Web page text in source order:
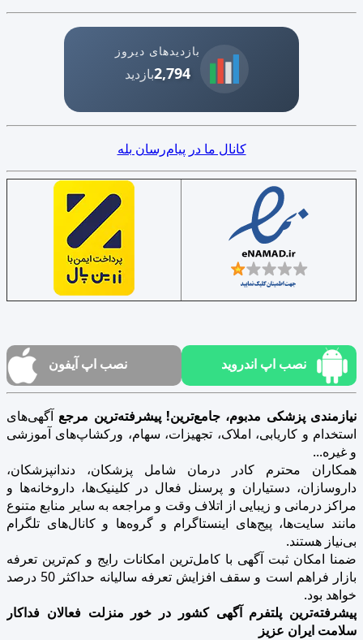
بازدیدهای دیروز
2,794بازدید
کانال ما در پیام‌رسان بله
نصب اپ اندروید نصب اپ آیفون
نیازمندی پزشکی مدبوم، جامع‌ترین! پیشرفته‌ترین مرجع آگهی‌های
استخدام و کاریابی، املاک، تجهیزات، سهام، ورکشاپ‌های آموزشی
و غیره...
همکاران محترم کادر درمان شامل پزشکان، دندانپزشکان،
داروسازان، دستیاران و پرسنل فعال در کلینیک‌ها، داروخانه‌ها و
مراکز درمانی و زیبایی از اتلاف وقت و مراجعه به سایر منابع متنوع
مانند سایت‌ها، پیج‌های اینستاگرام و گروه‌ها و کانال‌های تلگرام
بی‌نیاز هستند.
ضمنا امکان ثبت آگهی با کامل‌ترین امکانات رایج و کم‌ترین تعرفه
بازار فراهم است و سقف افزایش تعرفه سالیانه حداکثر 50 درصد
خواهد بود.
پیشرفته‌ترین پلتفرم آگهی کشور در خور منزلت فعالان فداکار
سلامت ایران عزیز